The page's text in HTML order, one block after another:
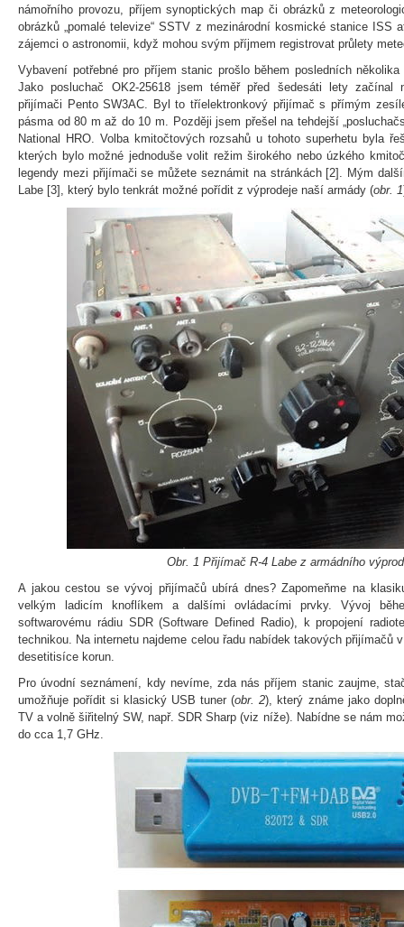
námořního provozu, příjem synoptických map či obrázků z
obrázků „pomalé televize“ SSTV z mezinárodní kosmické stanice
zájemci o astronomii, když mohou svým příjmem registrovat průlety
Vybavení potřebné pro příjem stanic prošlo během posledních
Jako posluchač OK2-25618 jsem téměř před šedesáti lety začínal
přijímači Pento SW3AC. Byl to tříelektronkový přijímač s přímým
pásma od 80 m až do 10 m. Později jsem přešel na tehdejší
National HRO. Volba kmitočtových rozsahů u tohoto superhetu byla
kterých bylo možné jednoduše volit režim širokého nebo úzkého
legendy mezi přijímači se můžete seznámit na stránkách [2]. Mým
Labe [3], který bylo tenkrát možné pořídit z výprodeje naší armády (obr. 1
Obr. 1 Přijímač R-4 Labe z armádního
A jakou cestou se vývoj přijímačů ubírá dnes? Zapomeňme na
velkým ladicím knoflíkem a dalšími ovládacími prvky. Vývoj
softwarovému rádiu SDR (Software Defined Radio), k propojení
technikou. Na internetu najdeme celou řadu nabídek takových přijímačů
desetitisíce korun.
Pro úvodní seznámení, kdy nevíme, zda nás příjem stanic zaujme,
umožňuje pořídit si klasický USB tuner (obr. 2), který známe jako
TV a volně šiřitelný SW, např. SDR Sharp (viz níže). Nabídne se nám
do cca 1,7 GHz.